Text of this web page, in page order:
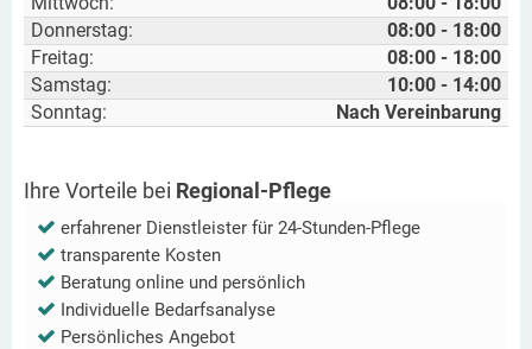
Donnerstag:
08:00 - 18:00
Freitag:
08:00 - 18:00
Samstag:
10:00 - 14:00
Sonntag:
Nach Vereinbarung
Ihre Vorteile bei Regional-Pflege
erfahrener Dienstleister für 24-Stunden-Pflege
transparente Kosten
Beratung online und persönlich
Individuelle Bedarfsanalyse
Persönliches Angebot